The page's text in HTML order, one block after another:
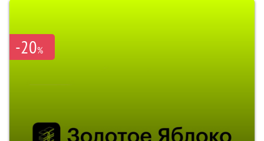
-20%